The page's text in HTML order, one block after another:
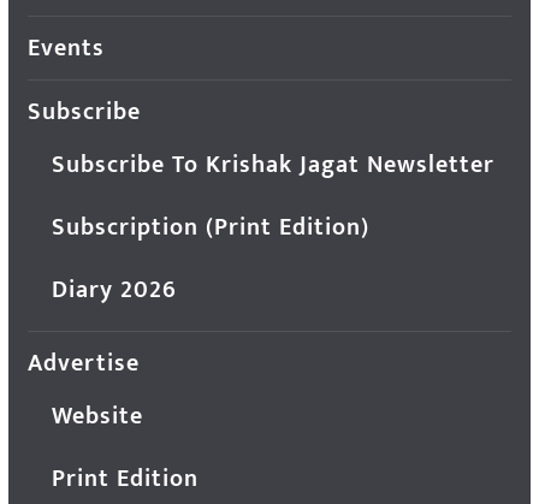
Events
Subscribe
Subscribe To Krishak Jagat Newsletter
Subscription (Print Edition)
Diary 2026
Advertise
Website
Print Edition